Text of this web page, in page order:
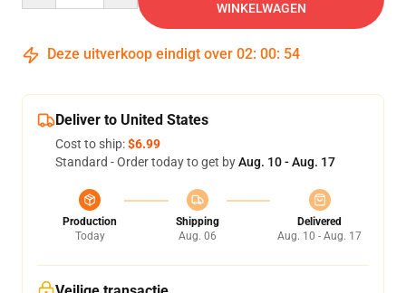
WINKELWAGEN
Deze uitverkoop eindigt over 02: 00: 54
Deliver to United States
Cost to ship:$6.99
Standard - Order today to get byAug. 10 - Aug. 17
Production
Today
Shipping
Aug. 06
Delivered
Aug. 10 - Aug. 17